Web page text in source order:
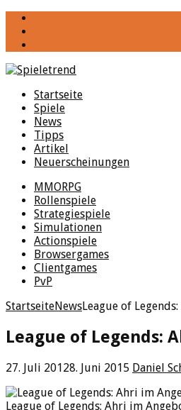
Startseite
Spiele
News
Tipps
Artikel
Neuerscheinungen
MMORPG
Rollenspiele
Strategiespiele
Simulationen
Actionspiele
Browsergames
Clientgames
PvP
StartseiteNewsLeague of
League of Legends:
27. Juli 20128. Juni 2015 Daniel
League of Legends: Ahri im